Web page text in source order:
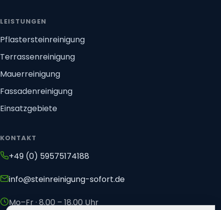
LEISTUNGEN
Pflastersteinreinigung
Terrassenreinigung
Mauerreinigung
Fassadenreinigung
Einsatzgebiete
KONTAKT
+49 (0) 59575174188
info@steinreinigung-sofort.de
Mo–Fr · 8.00 – 18.00 Uhr